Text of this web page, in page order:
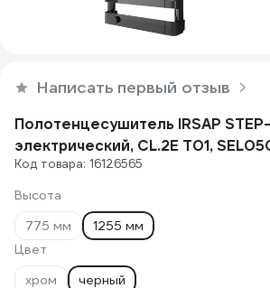
Написать первый отзыв
Полотенцесушитель IRSAP
электрический, CL.2E T01,
Код товара: 16126565
Высота
775 мм
1255 мм
Цвет
хром
черный